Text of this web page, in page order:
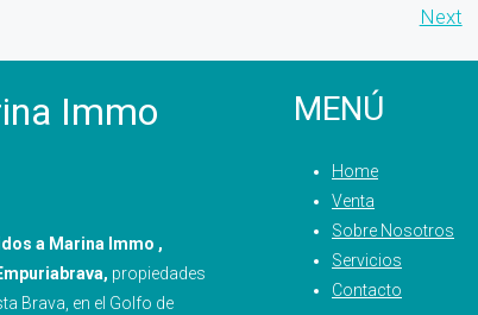
Next
Immo
a Marina Immo ,
propiedades
Brava, en el Golfo de
MENÚ
Home
Venta
Sobre Nosotros
Servicios
Contacto